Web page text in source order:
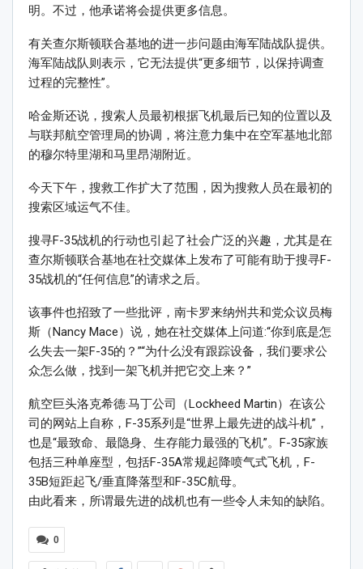
明。不过，他承诺将会提供更多信息。
有关查尔斯顿联合基地的进一步问题由海军陆战队提供。
海军陆战队则表示，它无法提供“更多细节，以保持调查
过程的完整性”。
哈金斯还说，搜索人员最初根据飞机最后已知的位置以及
与联邦航空管理局的协调，将注意力集中在空军基地北部
的穆尔特里湖和马里昂湖附近。
今天下午，搜救工作扩大了范围，因为搜救人员在最初的
搜索区域运气不佳。
搜寻F-35战机的行动也引起了社会广泛的兴趣，尤其是在
查尔斯顿联合基地在社交媒体上发布了可能有助于搜寻F-
35战机的“任何信息”的请求之后。
该事件也招致了一些批评，南卡罗来纳州共和党众议员梅
斯（Nancy Mace）说，她在社交媒体上问道:“你到底是怎
么失去一架F-35的？”“为什么没有跟踪设备，我们要求公
众怎么做，找到一架飞机并把它交上来？”
航空巨头洛克希德·马丁公司（Lockheed Martin）在该公
司的网站上自称，F-35系列是“世界上最先进的战斗机”，
也是“最致命、最隐身、生存能力最强的飞机”。F-35家族
包括三种单座型，包括F-35A常规起降喷气式飞机，F-
35B短距起飞/垂直降落型和F-35C航母。
由此看来，所谓最先进的战机也有一些令人未知的缺陷。
0